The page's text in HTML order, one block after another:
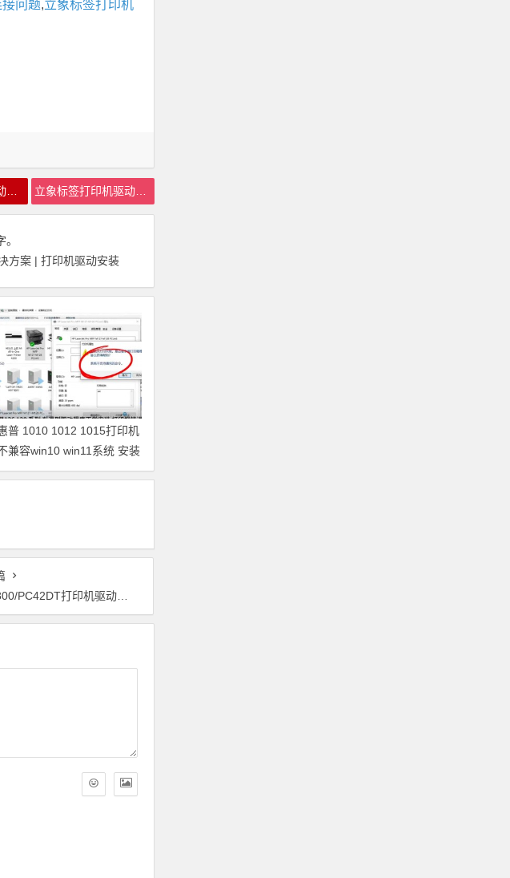
问题,立象标签打印机
立象CP-2140M驱动下载 立象标签打印机驱动官方下载
方案 | 打印机驱动安装
普 1010 1012 1015打印机
兼容win10 win11系统 安装
上打印机
印机驱动安装问题远程解决方案